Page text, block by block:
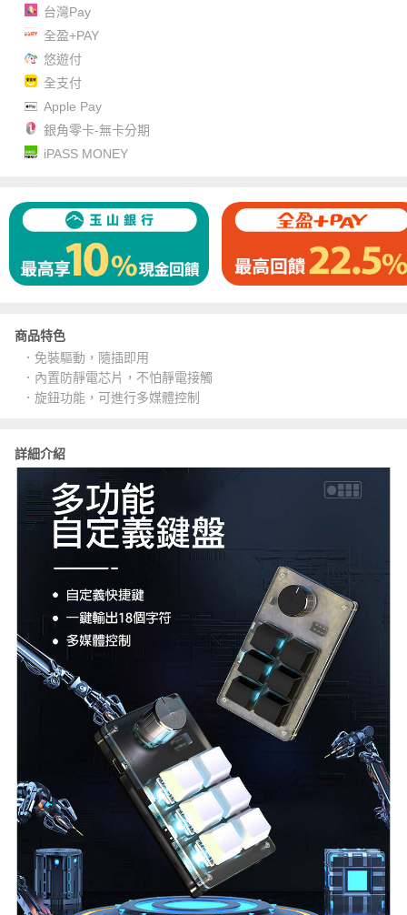
台灣Pay
全盈+PAY
悠遊付
全支付
Apple Pay
銀角零卡-無卡分期
iPASS MONEY
商品特色
．免裝驅動，隨插即用
．內置防靜電芯片，不怕靜電接觸
．旋鈕功能，可進行多媒體控制
詳細介紹